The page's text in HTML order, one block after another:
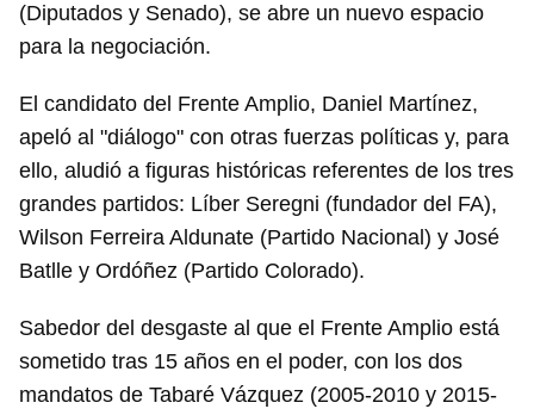
(Diputados y Senado), se abre un nuevo espacio
para la negociación.
El candidato del Frente Amplio, Daniel Martínez,
apeló al "diálogo" con otras fuerzas políticas y, para
ello, aludió a figuras históricas referentes de los tres
grandes partidos: Líber Seregni (fundador del FA),
Wilson Ferreira Aldunate (Partido Nacional) y José
Batlle y Ordóñez (Partido Colorado).
Sabedor del desgaste al que el Frente Amplio está
sometido tras 15 años en el poder, con los dos
mandatos de Tabaré Vázquez (2005-2010 y 2015-